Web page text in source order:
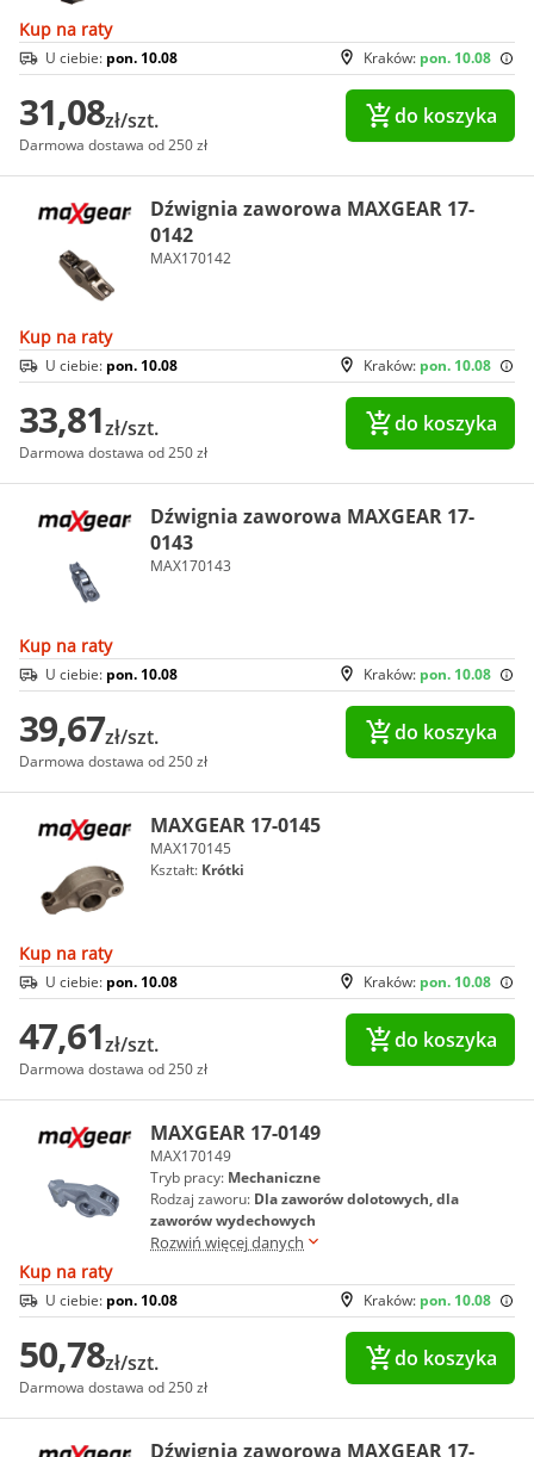
Kup na raty
Kraków: pon. 10.08
U ciebie: pon. 10.08
31,08zł/szt.
Darmowa dostawa od 250 zł
do koszyka
Dźwignia zaworowa MAXGEAR 17-
0142
MAX170142
Kup na raty
Kraków: pon. 10.08
U ciebie: pon. 10.08
33,81zł/szt.
Darmowa dostawa od 250 zł
do koszyka
Dźwignia zaworowa MAXGEAR 17-
0143
MAX170143
Kup na raty
Kraków: pon. 10.08
U ciebie: pon. 10.08
39,67zł/szt.
Darmowa dostawa od 250 zł
do koszyka
MAXGEAR 17-0145
MAX170145
Kształt: Krótki
Kup na raty
Kraków: pon. 10.08
U ciebie: pon. 10.08
47,61zł/szt.
Darmowa dostawa od 250 zł
do koszyka
MAXGEAR 17-0149
MAX170149
Tryb pracy: Mechaniczne
Rodzaj zaworu: Dla zaworów dolotowych, dla
zaworów wydechowych
Rozwiń więcej danych
Kup na raty
Kraków: pon. 10.08
U ciebie: pon. 10.08
50,78zł/szt.
Darmowa dostawa od 250 zł
do koszyka
Dźwignia zaworowa MAXGEAR 17-